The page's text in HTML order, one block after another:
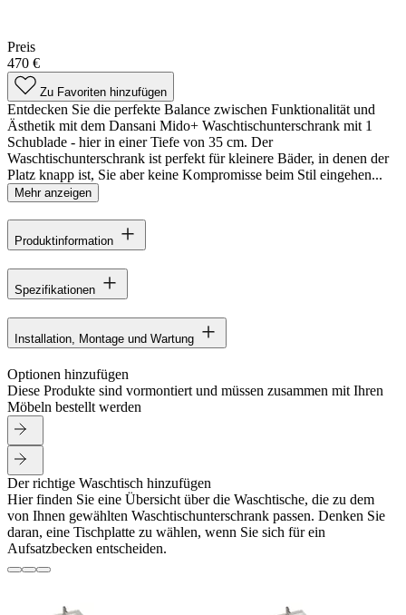
Preis
470 €
Zu Favoriten hinzufügen
Entdecken Sie die perfekte Balance zwischen Funktionalität und
Ästhetik mit dem Dansani Mido+ Waschtischunterschrank mit 1
Schublade - hier in einer Tiefe von 35 cm. Der
Waschtischunterschrank ist perfekt für kleinere Bäder, in denen der
Platz knapp ist, Sie aber keine Kompromisse beim Stil eingehen...
Mehr anzeigen
Produktinformation
Spezifikationen
Installation, Montage und Wartung
Optionen hinzufügen
Diese Produkte sind vormontiert und müssen zusammen mit Ihren
Möbeln bestellt werden
Der richtige Waschtisch hinzufügen
Hier finden Sie eine Übersicht über die Waschtische, die zu dem
von Ihnen gewählten Waschtischunterschrank passen. Denken Sie
daran, eine Tischplatte zu wählen, wenn Sie sich für ein
Aufsatzbecken entscheiden.